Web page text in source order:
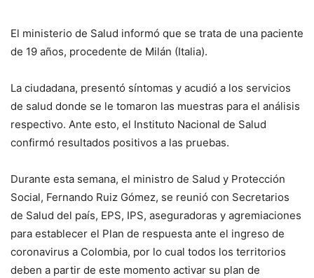
El ministerio de Salud informó que se trata de una paciente
de 19 años, procedente de Milán (Italia).
La ciudadana, presentó síntomas y acudió a los servicios
de salud donde se le tomaron las muestras para el análisis
respectivo. Ante esto, el Instituto Nacional de Salud
confirmó resultados positivos a las pruebas.
Durante esta semana, el ministro de Salud y Protección
Social, Fernando Ruiz Gómez, se reunió con Secretarios
de Salud del país, EPS, IPS, aseguradoras y agremiaciones
para establecer el Plan de respuesta ante el ingreso de
coronavirus a Colombia, por lo cual todos los territorios
deben a partir de este momento activar su plan de